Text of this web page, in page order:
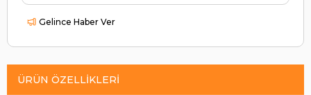
Gelince Haber Ver
ÜRÜN ÖZELLIKLERI